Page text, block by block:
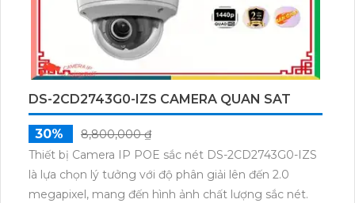
DS-2CD2743G0-IZS CAMERA QUAN SAT
30%
8,800,000 ₫
Thiết bị Camera IP POE sắc nét DS-2CD2743G0-IZS
là lựa chọn lý tưởng với độ phân giải lên đến 2.0
megapixel, mang đến hình ảnh chất lượng sắc nét.